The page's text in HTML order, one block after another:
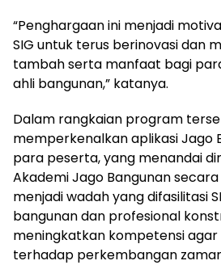
“Penghargaan ini menjadi
SIG untuk terus berinovasi dan
tambah serta manfaat bagi
ahli bangunan,” katanya.
Dalam rangkaian program
memperkenalkan aplikasi Jago
para peserta, yang menandai
Akademi Jago Bangunan secara
menjadi wadah yang difasilitasi
bangunan dan profesional
meningkatkan kompetensi
terhadap perkembangan